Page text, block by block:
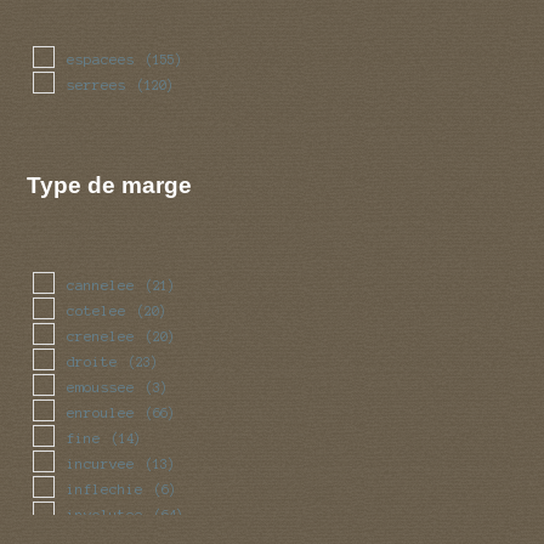
espacees (155)
serrees (120)
Type de marge
cannelee (21)
cotelee (20)
crenelee (20)
droite (23)
emoussee (3)
enroulee (66)
fine (14)
incurvee (13)
inflechie (6)
involutee (64)